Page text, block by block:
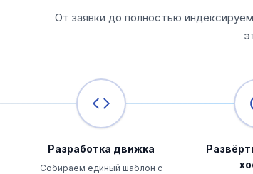
От заявки до полностью
Разработка движка
Собираем единый шаблон с